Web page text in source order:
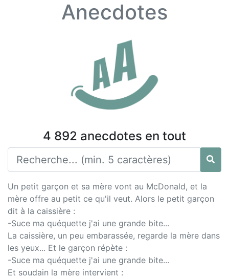
Anecdotes
4 892 anecdotes en tout
Un petit garçon et sa mère vont au McDonald, et la
mère offre au petit ce qu'il veut. Alors le petit garçon
dit à la caissière :
-Suce ma quéquette j'ai une grande bite...
La caissière, un peu embarassée, regarde la mère dans
les yeux... Et le garçon répète :
-Suce ma quéquette j'ai une grande bite...
Et soudain la mère intervient :